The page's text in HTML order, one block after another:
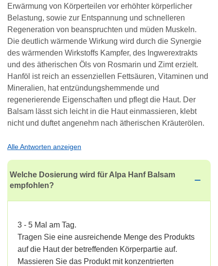
Erwärmung von Körperteilen vor erhöhter körperlicher
Belastung, sowie zur Entspannung und schnelleren
Regeneration von beanspruchten und müden Muskeln.
Die deutlich wärmende Wirkung wird durch die Synergie
des wärmenden Wirkstoffs Kampfer, des Ingwerextrakts
und des ätherischen Öls von Rosmarin und Zimt erzielt.
Hanföl ist reich an essenziellen Fettsäuren, Vitaminen und
Mineralien, hat entzündungshemmende und
regenerierende Eigenschaften und pflegt die Haut. Der
Balsam lässt sich leicht in die Haut einmassieren, klebt
nicht und duftet angenehm nach ätherischen Kräuterölen.
Alle Antworten anzeigen
Welche Dosierung wird für Alpa Hanf Balsam
empfohlen?
3 - 5 Mal am Tag.
Tragen Sie eine ausreichende Menge des Produkts
auf die Haut der betreffenden Körperpartie auf.
Massieren Sie das Produkt mit konzentrierten